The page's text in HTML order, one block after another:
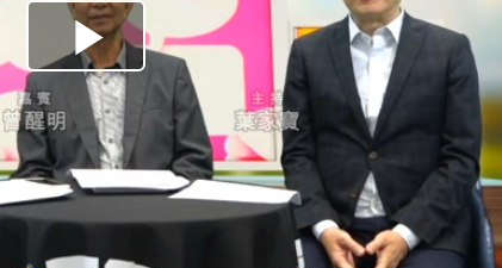
Play
Video